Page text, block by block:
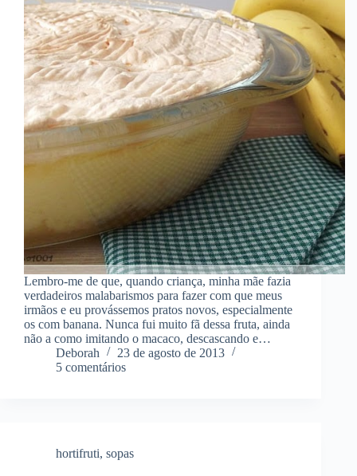
Lembro-me de que, quando criança, minha mãe fazia
verdadeiros malabarismos para fazer com que meus
irmãos e eu provássemos pratos novos, especialmente
os com banana. Nunca fui muito fã dessa fruta, ainda
não a como imitando o macaco, descascando e…
Deborah
23 de agosto de 2013
5 comentários
hortifruti, sopas